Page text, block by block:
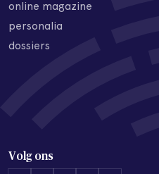
online magazine
personalia
dossiers
Volg ons